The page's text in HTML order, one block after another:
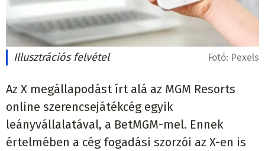
Illusztrációs felvétel Fotó: Pexels
Az X megállapodást írt alá az MGM Resorts
online szerencsejátékcég egyik
leányvállalatával, a BetMGM-mel. Ennek
értelmében a cég fogadási szorzói az X-en is